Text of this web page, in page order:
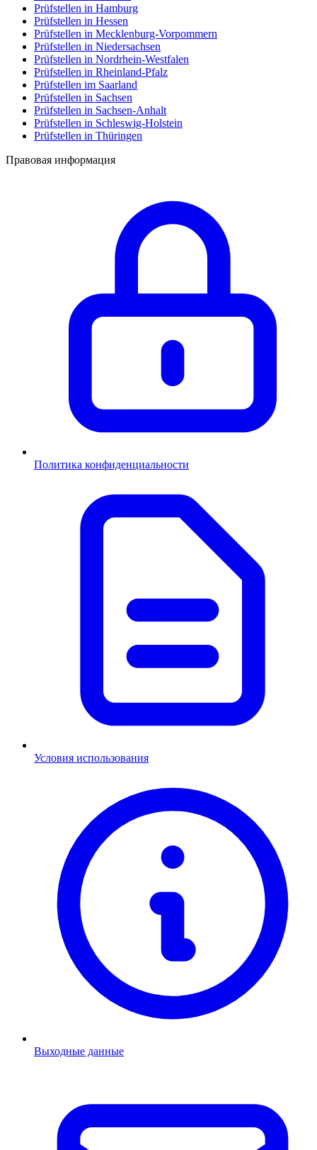
Prüfstellen in Hamburg
Prüfstellen in Hessen
Prüfstellen in Mecklenburg-Vorpommern
Prüfstellen in Niedersachsen
Prüfstellen in Nordrhein-Westfalen
Prüfstellen in Rheinland-Pfalz
Prüfstellen im Saarland
Prüfstellen in Sachsen
Prüfstellen in Sachsen-Anhalt
Prüfstellen in Schleswig-Holstein
Prüfstellen in Thüringen
Правовая информация
Политика конфиденциальности
Условия использования
Выходные данные